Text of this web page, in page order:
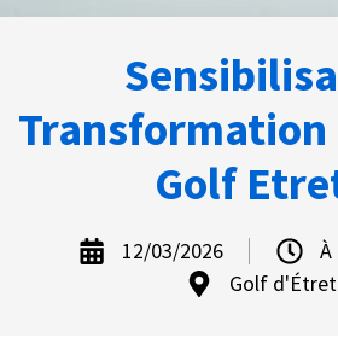
Transformation
Golf
12/03/2026
À
Golf